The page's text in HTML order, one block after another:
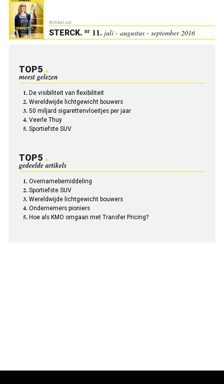
Artikel uit:
STERCK. nr11. juli - augustus - september 2016
TOP5
meest gelezen
De visibiliteit van flexibiliteit
Wereldwijde lichtgewicht bouwers
50 miljard sigarettenvloeitjes per jaar
Veerle Thuy
Sportiefste SUV
TOP5
gedeelde artikels
Overnamebemiddeling
Sportiefste SUV
Wereldwijde lichtgewicht bouwers
Ondernemers pioniers
Hoe als KMO omgaan met Transfer Pricing?